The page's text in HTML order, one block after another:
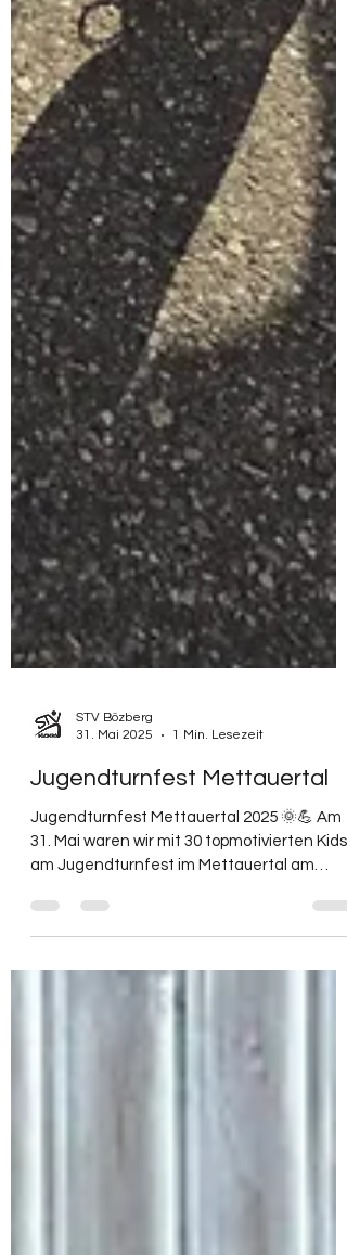
STV Bözberg
31. Mai 2025
1 Min. Lesezeit
Jugendturnfest Mettauertal
Jugendturnfest Mettauertal 2025 🌞💪 Am
am Jugendturnfest im Mettauertal am
Start. Bei...